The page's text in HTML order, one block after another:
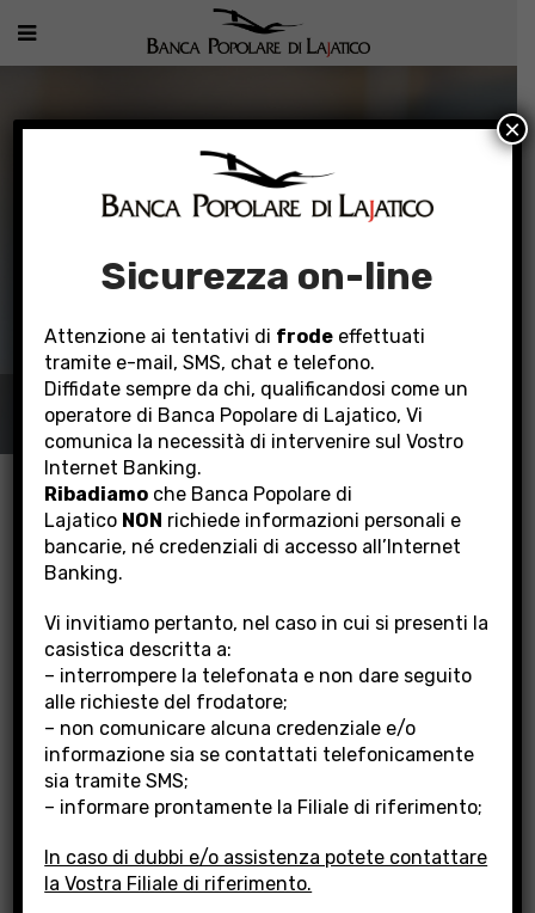
PRODOTTI PER AZIENDE
Home Prodotti per aziende
Finanziamenti Green
FINANZIAMENTI GREEN
Banca Popolare di Lajatico mette a
disposizione i Finanziamenti
che a medio e lungo termine, dedicati alle
realizzazione di progetti che mirano a ridurre
l’impatto energetico sull’ambiente.
Sicurezza on-line
Attenzione ai tentativi di frode effettuati
tramite e-mail, SMS, chat e telefono.
Diffidate sempre da chi, qualificandosi come un
operatore di Banca Popolare di Lajatico, Vi
comunica la necessità di intervenire sul Vostro
Internet Banking.
Ribadiamo che Banca Popolare di
Lajatico NON richiede informazioni personali e
bancarie, né credenziali di accesso all’Internet
Banking.
Vi invitiamo pertanto, nel caso in cui si presenti la
casistica descritta a:
– interrompere la telefonata e non dare seguito
alle richieste del frodatore;
– non comunicare alcuna credenziale e/o
informazione sia se contattati telefonicamente
sia tramite SMS;
– informare prontamente la Filiale di riferimento;
In caso di dubbi e/o assistenza potete contattare
la Vostra Filiale di riferimento.
×